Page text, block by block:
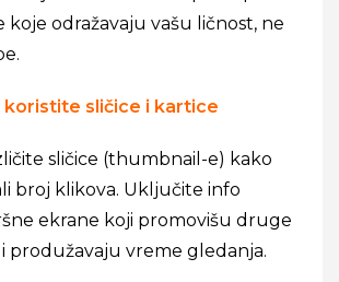
koje odražavaju vašu ličnost, ne
koristite sličice i kartice
sličice (thumbnail-e) kako
broj klikova. Uključite info
ekrane koji promovišu druge
i produžavaju vreme gledanja.